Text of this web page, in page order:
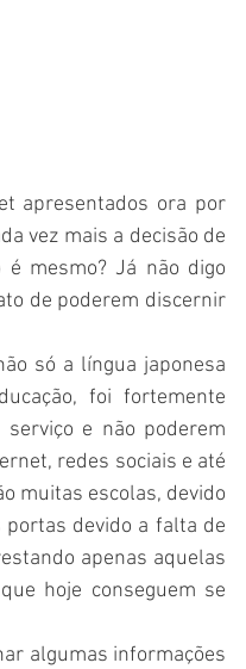
apresentados ora por
vez mais a decisão de
mesmo? Já não digo
de poderem discernir
só a língua japonesa
foi fortemente
e não poderem
redes sociais e até
muitas escolas, devido
devido a falta de
apenas aquelas
hoje conseguem se
algumas informações